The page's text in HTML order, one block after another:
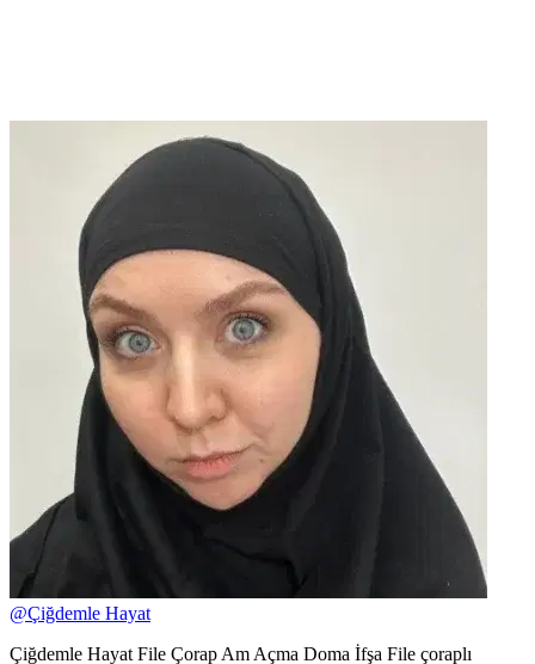
@Çiğdemle Hayat
Çiğdemle Hayat File Çorap Am Açma Doma İfşa File çoraplı